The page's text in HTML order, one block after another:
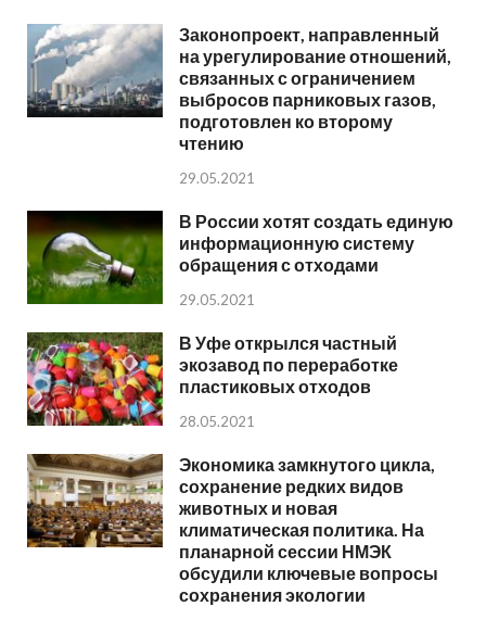
Законопроект, направленный
на урегулирование отношений,
связанных с ограничением
выбросов парниковых газов,
подготовлен ко второму
чтению
29.05.2021
В России хотят создать единую
информационную систему
обращения с отходами
29.05.2021
В Уфе открылся частный
экозавод по переработке
пластиковых отходов
28.05.2021
Экономика замкнутого цикла,
сохранение редких видов
животных и новая
климатическая политика. На
планарной сессии НМЭК
обсудили ключевые вопросы
сохранения экологии